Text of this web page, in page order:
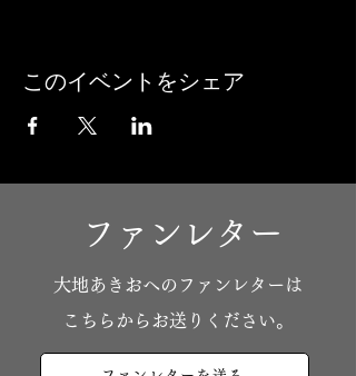
このイベントをシェア
ファンレター
​大地あきおへのファンレターは
こちらからお送りください。